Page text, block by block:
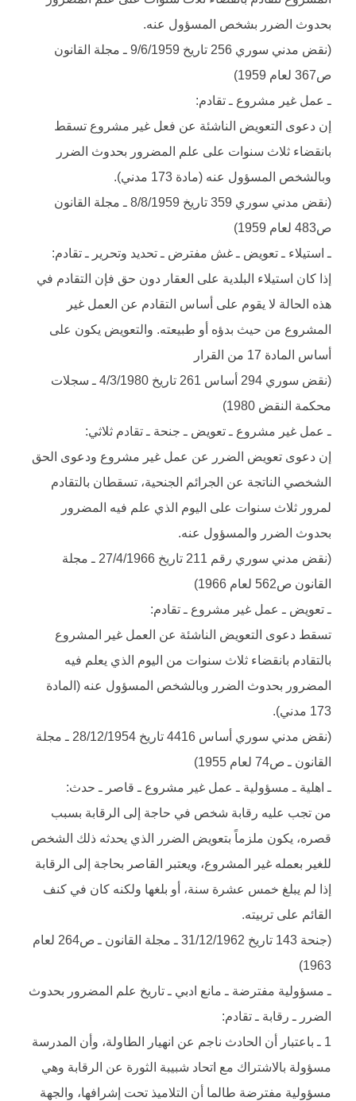
بحدوث الضرر بشخص المسؤول عنه.
(نقض مدني سوري 256 تاريخ 9/6/1959 ـ مجلة القانون
ص367 لعام 1959)
ـ عمل غير مشروع ـ تقادم:
إن دعوى التعويض الناشئة عن فعل غير مشروع تسقط
بانقضاء ثلاث سنوات على علم المضرور بحدوث الضرر
وبالشخص المسؤول عنه (مادة 173 مدني).
(نقض مدني سوري 359 تاريخ 8/8/1959 ـ مجلة القانون
ص483 لعام 1959)
ـ استيلاء ـ تعويض ـ غش مفترض ـ تحديد وتحرير ـ تقادم:
إذا كان استيلاء البلدية على العقار دون حق فإن التقادم في
هذه الحالة لا يقوم على أساس التقادم عن العمل غير
المشروع من حيث بدؤه أو طبيعته. والتعويض يكون على
أساس المادة 17 من القرار
(نقض سوري 294 أساس 261 تاريخ 4/3/1980 ـ سجلات
محكمة النقض 1980)
ـ عمل غير مشروع ـ تعويض ـ جنحة ـ تقادم ثلاثي:
إن دعوى تعويض الضرر عن عمل غير مشروع ودعوى الحق
الشخصي الناتجة عن الجرائم الجنحية، تسقطان بالتقادم
لمرور ثلاث سنوات على اليوم الذي علم فيه المضرور
بحدوث الضرر والمسؤول عنه.
(نقض مدني سوري رقم 211 تاريخ 27/4/1966 ـ مجلة
القانون ص562 لعام 1966)
ـ تعويض ـ عمل غير مشروع ـ تقادم:
تسقط دعوى التعويض الناشئة عن العمل غير المشروع
بالتقادم بانقضاء ثلاث سنوات من اليوم الذي يعلم فيه
المضرور بحدوث الضرر وبالشخص المسؤول عنه (المادة
173 مدني).
(نقض مدني سوري أساس 4416 تاريخ 28/12/1954 ـ مجلة
القانون ـ ص74 لعام 1955)
ـ اهلية ـ مسؤولية ـ عمل غير مشروع ـ قاصر ـ حدث:
من تجب عليه رقابة شخص في حاجة إلى الرقابة بسبب
قصره، يكون ملزماً بتعويض الضرر الذي يحدثه ذلك الشخص
للغير بعمله غير المشروع، ويعتبر القاصر بحاجة إلى الرقابة
إذا لم يبلغ خمس عشرة سنة، أو بلغها ولكنه كان في كنف
القائم على تربيته.
(جنحة 143 تاريخ 31/12/1962 ـ مجلة القانون ـ ص264 لعام
1963)
ـ مسؤولية مفترضة ـ مانع ادبي ـ تاريخ علم المضرور بحدوث
الضرر ـ رقابة ـ تقادم:
1 ـ باعتبار أن الحادث ناجم عن انهيار الطاولة، وأن المدرسة
مسؤولة بالاشتراك مع اتحاد شبيبة الثورة عن الرقابة وهي
مسؤولية مفترضة طالما أن التلاميذ تحت إشرافها، والجهة